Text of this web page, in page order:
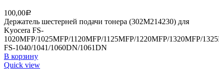
100,00Р
Держатель шестерней подачи тонера (302M214230) для
Kyocera FS-
1020MFP/1025MFP/1120MFP/1125MFP/1220MFP/1320MFP/
FS-1040/1041/1060DN/1061DN
В корзину
Quick view